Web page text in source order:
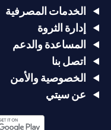
الخدمات المصرفية
إدارة الثروة
المساعدة والدعم
اتصل بنا
الخصوصية والأمن
عن سيتي